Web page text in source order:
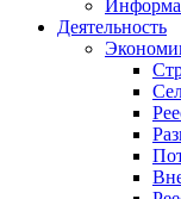
Деятельность